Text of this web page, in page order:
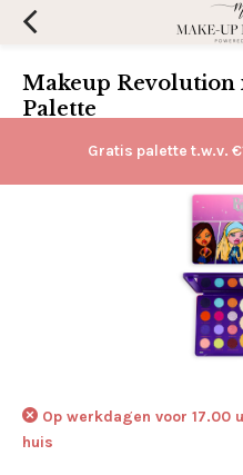
Gratis palette t.w.v.
Makeup Revolution
Palette
Op werkdagen voor 17.00
huis